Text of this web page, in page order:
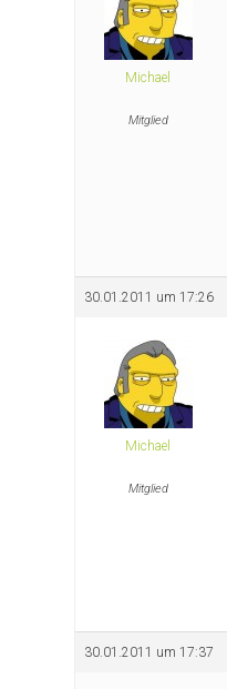
Michael
Mitglied
30.01.2011 um 17:26
Michael
Mitglied
30.01.2011 um 17:37